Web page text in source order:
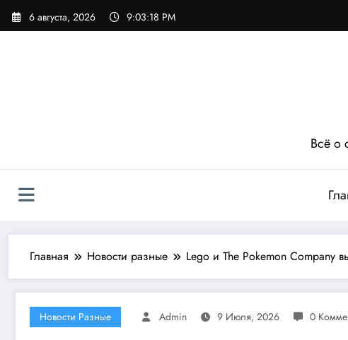
Перейти
6 августа, 2026 9:03:19 PM
Всё о
Главная Новости разные Lego и The Pokemon Company
Новости Разные Admin 9 Июля, 2026 0